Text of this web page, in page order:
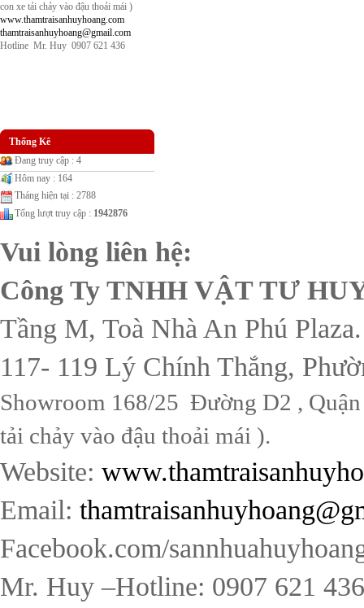
con xe tải chảy vào đậu thoải mái )
www.thamtraisanhuyhoang.com
thamtraisanhuyhoang@gmail.com
Hotline Mr. Huy 0907 621 436
Thống Kê
Đang truy cập : 4
Hôm nay : 164
Tháng hiện tại : 2788
Tổng lượt truy cập : 1942876
Vui lòng liên hệ:
Công Ty TNHH VẬT TƯ
Tầng M, Toà Nhà An Phú Plaza.
117- 119 Lý Chính Thắng,
Showroom 168/25 Đường D2 ,
tải chảy vào đậu thoải mái ).
Website:
Email:
Facebook.com/
Mr. Huy –Hotline: 0907 621 436